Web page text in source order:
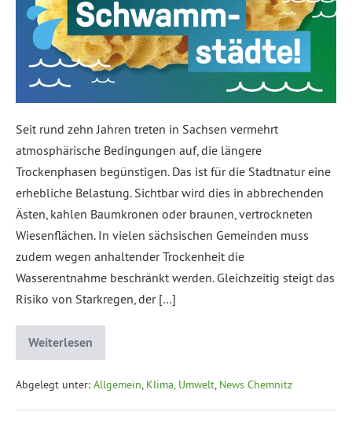
Seit rund zehn Jahren treten in Sachsen vermehrt
atmosphärische Bedingungen auf, die längere
Trockenphasen begünstigen. Das ist für die Stadtnatur eine
erhebliche Belastung. Sichtbar wird dies in abbrechenden
Ästen, kahlen Baumkronen oder braunen, vertrockneten
Wiesenflächen. In vielen sächsischen Gemeinden muss
zudem wegen anhaltender Trockenheit die
Wasserentnahme beschränkt werden. Gleichzeitig steigt das
Risiko von Starkregen, der […]
Weiterlesen
Abgelegt unter: Allgemein, Klima, Umwelt, News Chemnitz